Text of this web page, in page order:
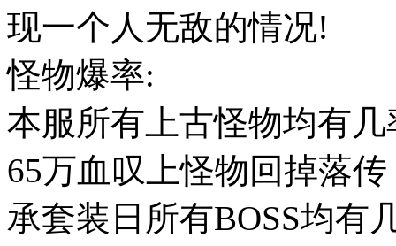
现一个人无敌的情况!
怪物爆率:
本服所有上古怪物均有
65万血叹上怪物回掉落传
承套装日所有BOSS均有